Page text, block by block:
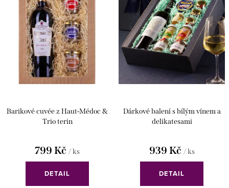
ů
t
Barikové cuvée z Haut-Médoc &
Trio terin
799 Kč / ks
DETAIL
Dárkové balení s bílým vínem a
delikatesami
939 Kč / ks
DETAIL